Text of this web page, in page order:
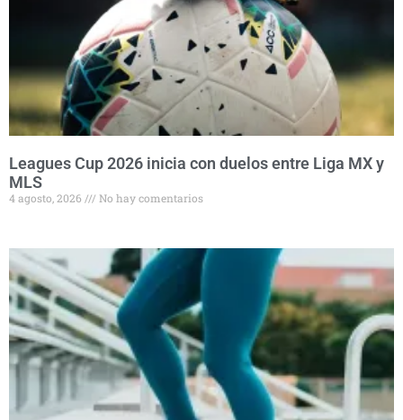
Leagues Cup 2026 inicia con duelos entre Liga MX y
MLS
4 agosto, 2026 No hay comentarios